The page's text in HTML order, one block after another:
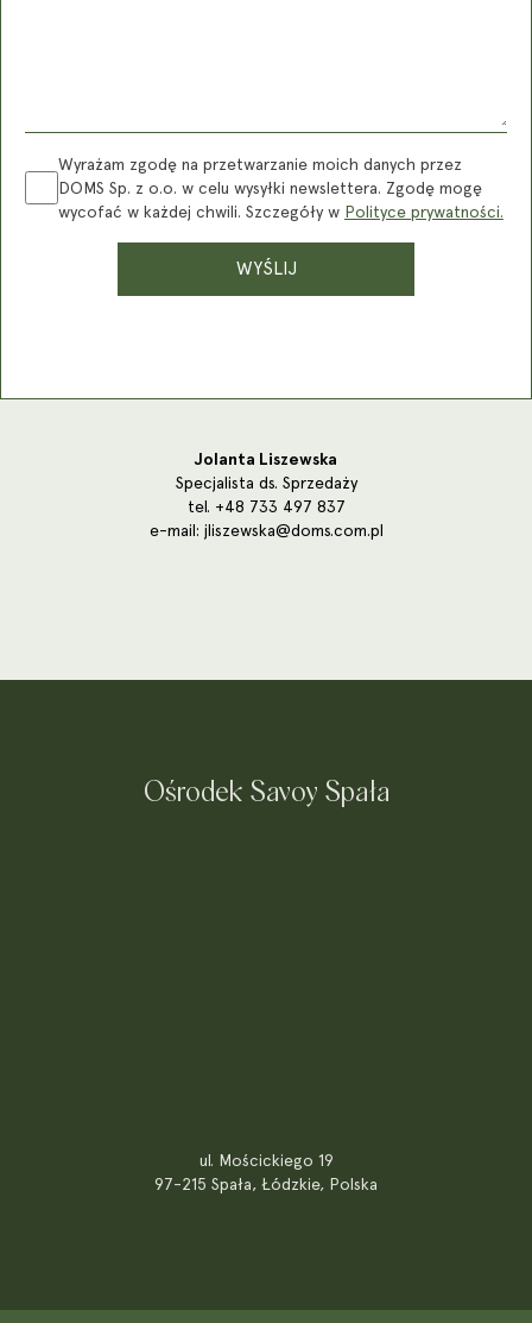
Wyrażam zgodę na przetwarzanie moich danych przez
DOMS Sp. z o.o. w celu wysyłki newslettera. Zgodę mogę
wycofać w każdej chwili. Szczegóły w Polityce prywatności.
Jolanta Liszewska
Specjalista ds. Sprzedaży
tel. +48 733 497 837
e-mail: jliszewska@doms.com.pl
Ośrodek Savoy Spała
ul. Mościckiego 19
97-215 Spała, Łódzkie, Polska